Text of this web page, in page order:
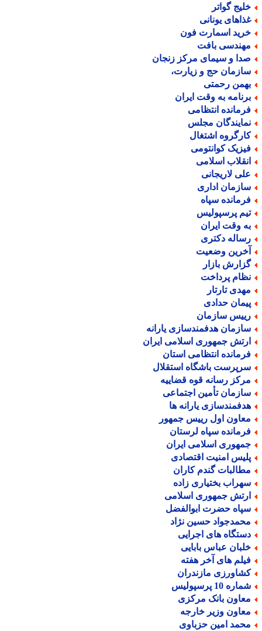
گواتر
یونانی
اسمارت فون
بافت
و سیمای مرکز زنجان
حج و زیارت،
رحمتی
به وقت ایران
انتظامی
مجلس
اشتغال
کوانتومی
اسلامی
لاریجانی
اداری
سپاه
پرسپولیس
وقت ایران
دکتری
وضعیت
بازار
پرداخت
تارتار
حدادی
سازمان
هدفمندسازی یارانه
جمهوری اسلامی ایران
انتظامی استان
باشگاه استقلال
رسانه قوه قضاییه
تأمین اجتماعی
یارانه ها
اول رییس جمهور
سپاه لرستان
اسلامی ایران
امنیت اقتصادی
گندم کاران
بختیاری زاده
جمهوری اسلامی
حضرت ابوالفضل
حسین نژاد
های اجرایی
عباس بابایی
های آخر هفته
مازندران
10 پرسپولیس
بانک مرکزی
وزیر خارجه
امین حزباوی